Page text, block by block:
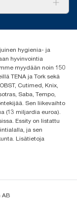
hygienia- ja
hyvinvointia
myydään noin 150
TENA ja Tork sekä
Cutimed, Knix,
Saba, Tempo,
Sen liikevaihto
(13 miljardia euroa).
Essity on listattu
ja sen
Lisätietoja
AB